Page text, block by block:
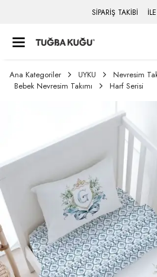
SİPARİŞ TAKİBİ
Ana Kategoriler UYKU
Nevresim
Bebek Nevresim Takımı
Harf Serisi